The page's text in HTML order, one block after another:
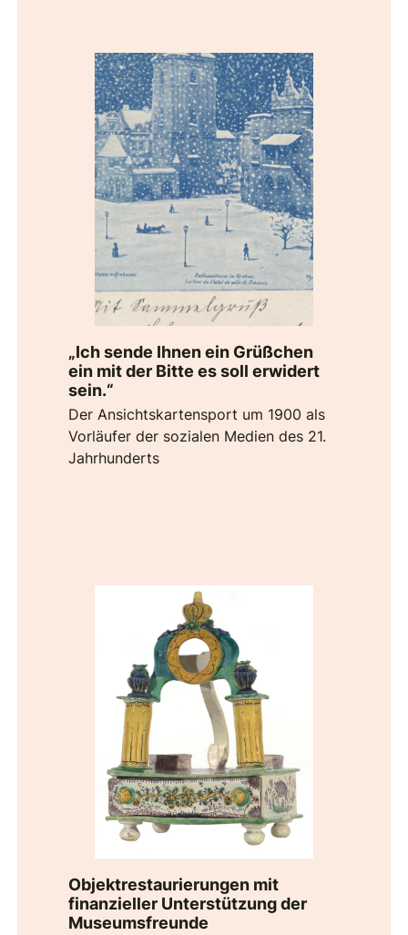
„Ich sende Ihnen ein Grüßchen
ein mit der Bitte es soll erwidert
sein.“
Der Ansichtskartensport um 1900 als
Vorläufer der sozialen Medien des 21.
Jahrhunderts
Objektrestaurierungen mit
finanzieller Unterstützung der
Museumsfreunde